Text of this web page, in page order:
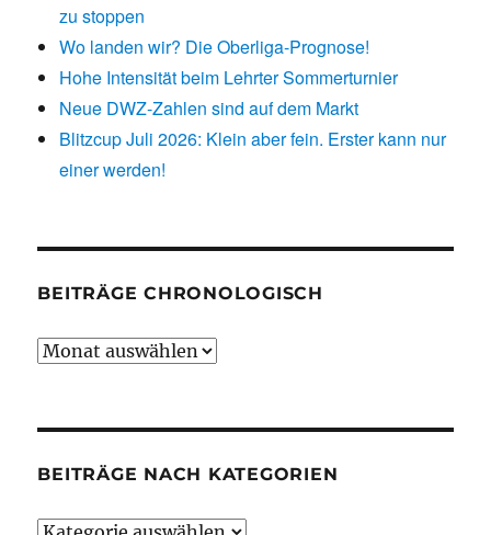
zu stoppen
Wo landen wir? Die Oberliga-Prognose!
Hohe Intensität beim Lehrter Sommerturnier
Neue DWZ-Zahlen sind auf dem Markt
Blitzcup Juli 2026: Klein aber fein. Erster kann nur
einer werden!
BEITRÄGE CHRONOLOGISCH
Beiträge
BEITRÄGE NACH KATEGORIEN